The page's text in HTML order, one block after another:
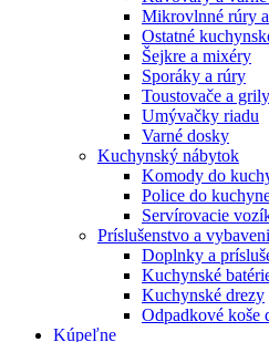
Mikrovlnné rúry
Ostatné
Šejkre a mixéry
Sporáky a rúry
Toustovače a grily
Umývačky riadu
Varné dosky
Kuchynský nábytok
Komody do
Police do
Servírovacie
Príslušenstvo a
Doplnky a
Kuchynské
Kuchynské drezy
Odpadkové koše
Kúpeľne